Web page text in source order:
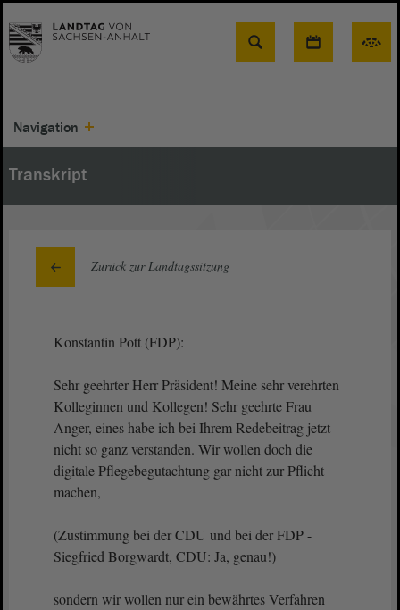
Suche
Navigation
Transkript
Zurück zur Landtagssitzung
Konstantin Pott (FDP):
Sehr geehrter Herr Präsident! Meine sehr verehrten
Kolleginnen und Kollegen! Sehr geehrte Frau
Anger, eines habe ich bei Ihrem Redebeitrag jetzt
nicht so ganz verstanden. Wir wollen doch die
digitale Pflegebegutachtung gar nicht zur Pflicht
machen,
(Zustimmung bei der CDU und bei der FDP -
Siegfried Borgwardt, CDU: Ja, genau!)
sondern wir wollen nur ein bewährtes Verfahren